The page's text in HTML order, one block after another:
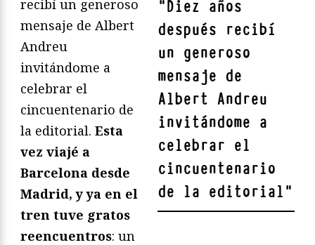
"Diez años
después recibí
un generoso
mensaje de
Albert Andreu
invitándome a
celebrar el
cincuentenario
de la editorial"
recibí un generoso
mensaje de Albert
Andreu
invitándome a
celebrar el
cincuentenario de
la editorial. Esta
vez viajé a
Barcelona desde
Madrid, y ya en el
tren tuve gratos
reencuentros: un